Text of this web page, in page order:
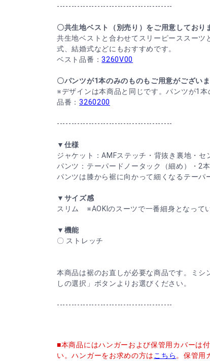
----------------------------------------
〇共生地ベスト（別売り）をご用意しており
共生地ベストと合わせてスリーピーススーツ
式、結婚式などにもおすすめです。
ベスト品番：3260V00
〇パンツが1本のみのものもご用意がござい
※デザインは本商品と同じです。パンツが1本
品番：3260200
----------------------------------------
▼仕様
ジャケット：AMFステッチ・背抜き裏地・セ
パンツ：テーパードノータック（細め）・2
パンツは膝から裾に向かって細くなるテーパ
▼サイズ感
スリム ※AOKIのスーツで一番細身となって
▼機能
〇 ストレッチ
本商品は裾のお直しが必要な商品です。ミシ
しの選択」ボタンよりお選びください。
----------------------------------------
■本商品にはハンガーおよび保管用カバーは
い。ハンガーをお求めの方はこちら。保管用